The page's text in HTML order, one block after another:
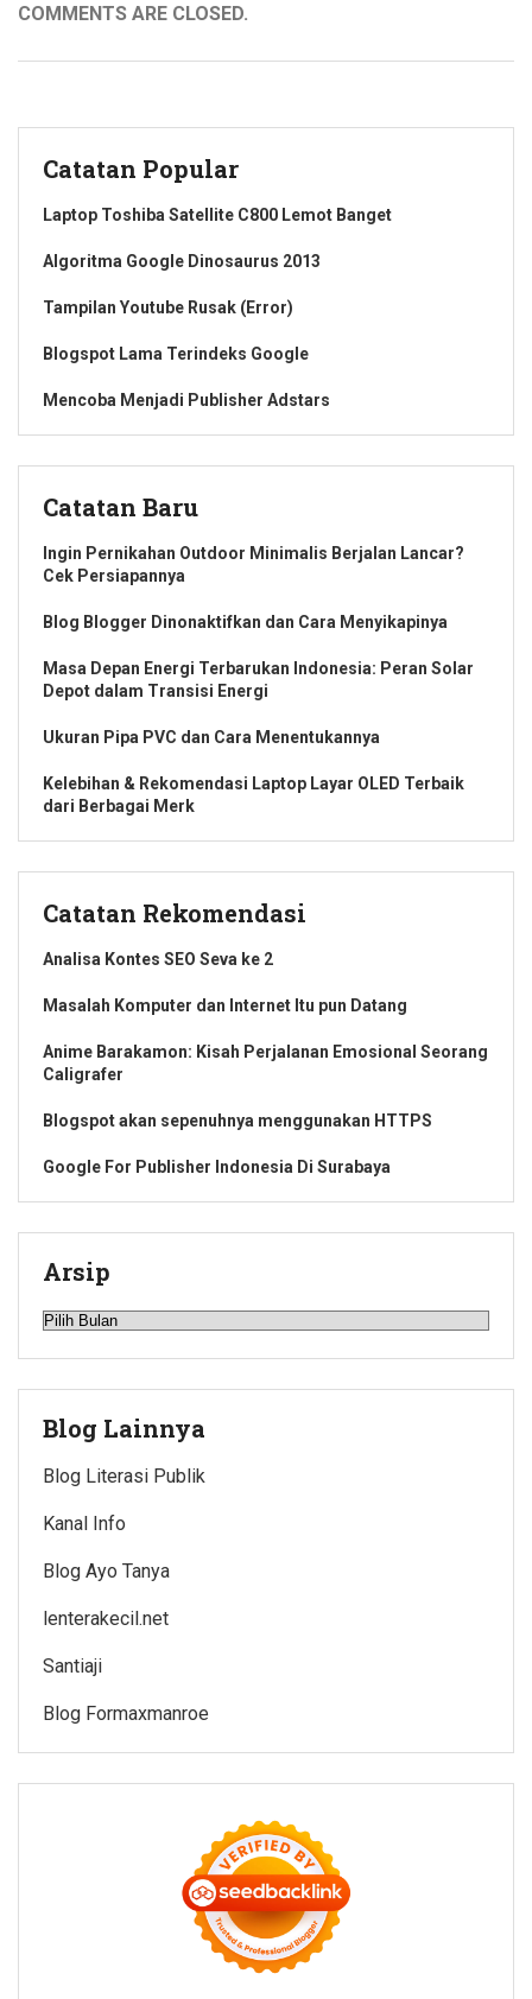
COMMENTS ARE CLOSED.
Catatan Popular
Laptop Toshiba Satellite C800 Lemot Banget
Algoritma Google Dinosaurus 2013
Tampilan Youtube Rusak (Error)
Blogspot Lama Terindeks Google
Mencoba Menjadi Publisher Adstars
Catatan Baru
Ingin Pernikahan Outdoor Minimalis Berjalan Lancar?
Cek Persiapannya
Blog Blogger Dinonaktifkan dan Cara Menyikapinya
Masa Depan Energi Terbarukan Indonesia: Peran Solar
Depot dalam Transisi Energi
Ukuran Pipa PVC dan Cara Menentukannya
Kelebihan & Rekomendasi Laptop Layar OLED Terbaik
dari Berbagai Merk
Catatan Rekomendasi
Analisa Kontes SEO Seva ke 2
Masalah Komputer dan Internet Itu pun Datang
Anime Barakamon: Kisah Perjalanan Emosional Seorang
Caligrafer
Blogspot akan sepenuhnya menggunakan HTTPS
Google For Publisher Indonesia Di Surabaya
Arsip
Arsip
Blog Lainnya
Blog Literasi Publik
Kanal Info
Blog Ayo Tanya
lenterakecil.net
Santiaji
Blog Formaxmanroe